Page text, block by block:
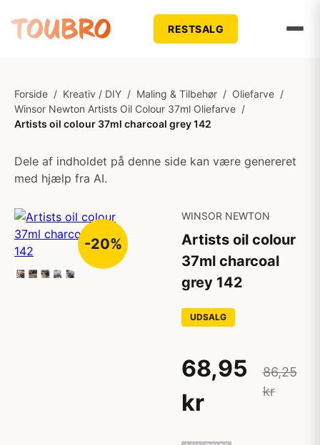
RESTSALG
Forside / Kreativ / DIY / Maling & Tilbehør / Oliefarve /
Winsor Newton Artists Oil Colour 37ml Oliefarve /
Artists oil colour 37ml charcoal grey 142
Dele af indholdet på denne side kan være genereret
med hjælp fra AI.
-20%
WINSOR NEWTON
Artists oil colour
37ml charcoal
grey 142
UDSALG
68,95
kr
86,25
kr